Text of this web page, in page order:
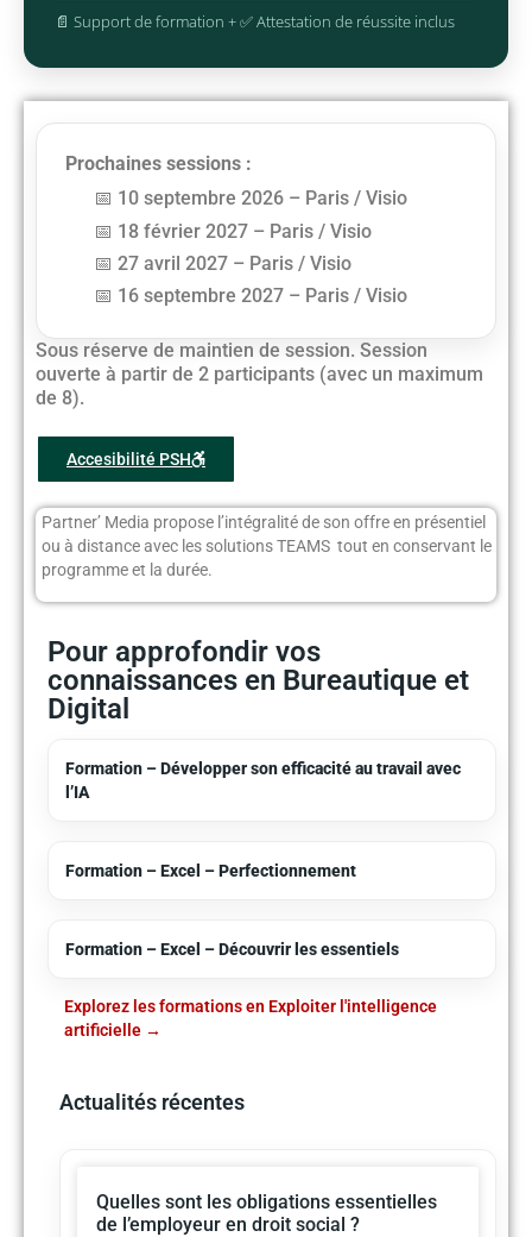
📄 Support de formation + ✅ Attestation de réussite inclus
Pour approfondir vos
connaissances en Bureautique et
Digital
Formation – Développer son efficacité au travail avec
l’IA
Formation – Excel – Perfectionnement
Formation – Excel – Découvrir les essentiels
Explorez les formations en Exploiter l'intelligence
artificielle
Actualités récentes
Quelles sont les obligations essentielles
de l’employeur en droit social ?
Prochaines sessions :
10 septembre 2026 – Paris / Visio
18 février 2027 – Paris / Visio
27 avril 2027 – Paris / Visio
16 septembre 2027 – Paris / Visio
Sous réserve de maintien de session. Session
ouverte à partir de 2 participants (avec un maximum
de 8).
Accesibilité PSH
Partner’ Media propose l’intégralité de son offre en présentiel
ou à distance avec les solutions TEAMS tout en conservant le
programme et la durée.